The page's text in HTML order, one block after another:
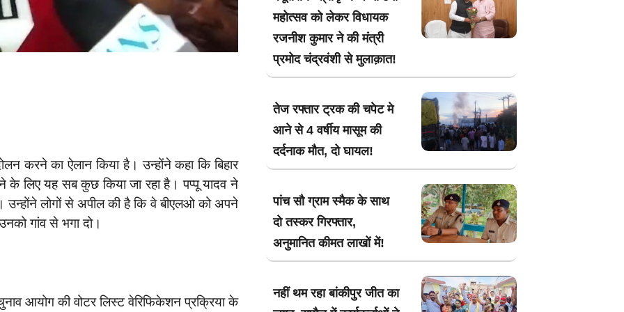
करने का ऐलान किया है। उन्होंने कहा कि बिहार
लिए यह सब कुछ किया जा रहा है। पप्पू यादव ने
उन्होंने लोगों से अपील की है कि वे बीएलओ को अपने
गांव से भगा दो।
आयोग की वोटर लिस्ट वेरिफिकेशन प्रक्रिया के
महोत्सव को लेकर विधायक
रजनीश कुमार ने की मंत्री
प्रमोद चंद्रवंशी से मुलाक़ात!
तेज रफ्तार ट्रक की चपेट मे
आने से 4 वर्षीय मासूम की
दर्दनाक मौत, दो घायल!
पांच सौ ग्राम स्मैक के साथ
दो तस्कर गिरफ्तार,
अनुमानित कीमत लाखों में!
नहीं थम रहा बांकीपुर जीत का